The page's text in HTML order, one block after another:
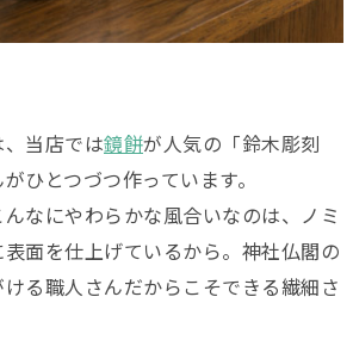
、当店では鏡餅が人気の「鈴木彫刻
ひとつづつ作っています。
なにやわらかな風合いなのは、ノミ
面を仕上げているから。神社仏閣の
る職人さんだからこそできる繊細さ